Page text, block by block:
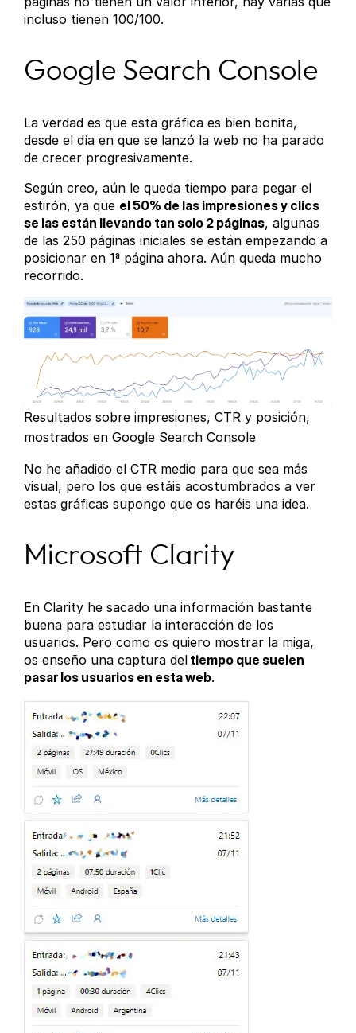
incluso tienen 100/100.
Google Search Console
La verdad es que esta gráfica es bien bonita,
desde el día en que se lanzó la web no ha parado
de crecer progresivamente.
Según creo, aún le queda tiempo para pegar el
estirón, ya que el 50% de las impresiones y clics
se las están llevando tan solo 2 páginas, algunas
de las 250 páginas iniciales se están empezando a
posicionar en 1ª página ahora. Aún queda mucho
recorrido.
Resultados sobre impresiones, CTR y posición,
mostrados en Google Search Console
No he añadido el CTR medio para que sea más
visual, pero los que estáis acostumbrados a ver
estas gráficas supongo que os haréis una idea.
Microsoft Clarity
En Clarity he sacado una información bastante
buena para estudiar la interacción de los
usuarios. Pero como os quiero mostrar la miga,
os enseño una captura del tiempo que suelen
pasar los usuarios en esta web.